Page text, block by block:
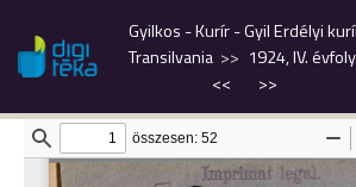
Gyilkos - Kurír - Gyil Erdélyi
Transilvania
1924, IV.
<<
>>